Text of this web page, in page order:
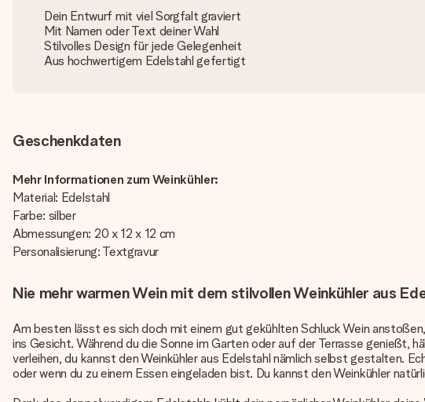
Dein Entwurf mit viel Sorgfalt graviert
Mit Namen oder Text deiner Wahl
Stilvolles Design für jede Gelegenheit
Aus hochwertigem Edelstahl gefertigt
Geschenkdaten
Mehr Informationen zum Weinkühler:
Material: Edelstahl
Farbe: silber
Abmessungen: 20 x 12 x 12 cm
Personalisierung: Textgravur
Nie mehr warmen Wein mit dem stilvollen Weinkühler aus
Am besten lässt es sich doch mit einem gut gekühlten Schluck Wein
ins Gesicht. Während du die Sonne im Garten oder auf der Terrasse genießt,
verleihen, du kannst den Weinkühler aus Edelstahl nämlich selbst gestalten.
oder wenn du zu einem Essen eingeladen bist. Du kannst den Weinkühler